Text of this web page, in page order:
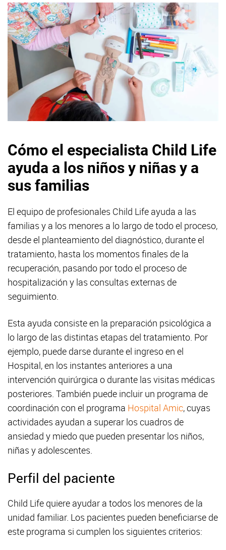
Cómo el especialista Child Life
ayuda a los niños y niñas y a
sus familias
El equipo de profesionales Child Life ayuda a las
familias y a los menores a lo largo de todo el proceso,
desde el planteamiento del diagnóstico, durante el
tratamiento, hasta los momentos finales de la
recuperación, pasando por todo el proceso de
hospitalización y las consultas externas de
seguimiento.
Esta ayuda consiste en la preparación psicológica a
lo largo de las distintas etapas del tratamiento. Por
ejemplo, puede darse durante el ingreso en el
Hospital, en los instantes anteriores a una
intervención quirúrgica o durante las visitas médicas
posteriores. También puede incluir un programa de
coordinación con el programa Hospital Amic, cuyas
actividades ayudan a superar los cuadros de
ansiedad y miedo que pueden presentar los niños,
niñas y adolescentes.
Perfil del paciente
Child Life quiere ayudar a todos los menores de la
unidad familiar. Los pacientes pueden beneficiarse de
este programa si cumplen los siguientes criterios: